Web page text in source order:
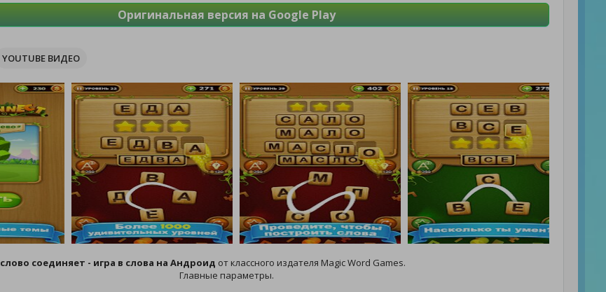
Оригинальная версия на Google Play
YOUTUBE ВИДЕО
слово соединяет - игра в слова на Андроид от классного издателя Magic Word Games.
Главные параметры.